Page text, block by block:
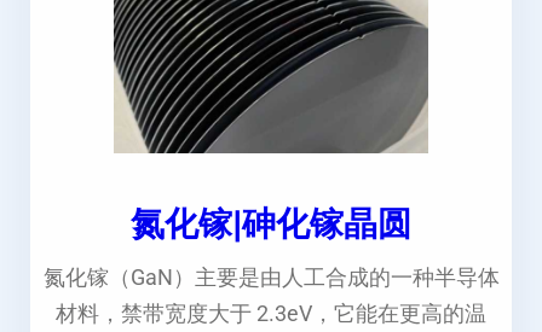
氮化镓|砷化镓晶圆
氮化镓（GaN）主要是由人工合成的一种半导体
材料，禁带宽度大于 2.3eV，它能在更高的温